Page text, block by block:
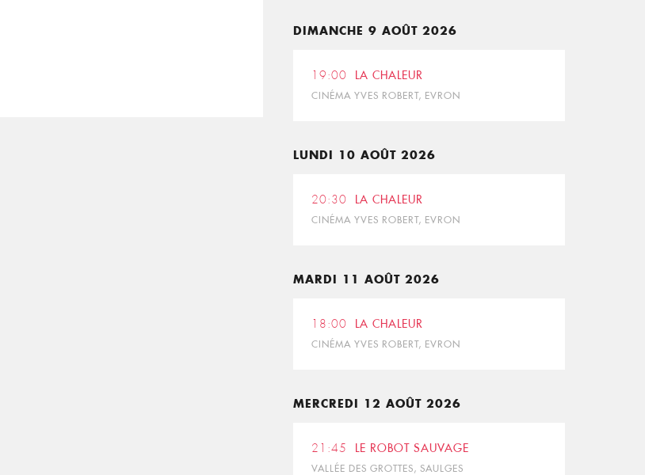
DIMANCHE 9 AOÛT 2026
19:00 LA CHALEUR
CINÉMA YVES ROBERT, EVRON
LUNDI 10 AOÛT 2026
20:30 LA CHALEUR
CINÉMA YVES ROBERT, EVRON
MARDI 11 AOÛT 2026
18:00 LA CHALEUR
CINÉMA YVES ROBERT, EVRON
MERCREDI 12 AOÛT 2026
21:45 LE ROBOT SAUVAGE
VALLÉE DES GROTTES, SAULGES